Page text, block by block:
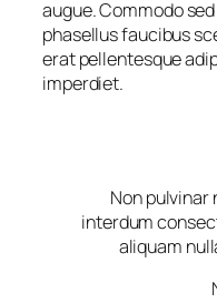
augue. Commodo
phasellus faucibus
erat pellentesque
imperdiet.
Non pulvinar
interdum
aliquam